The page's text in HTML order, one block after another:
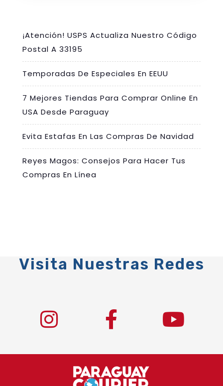
¡Atención! USPS Actualiza Nuestro Código
Postal A 33195
Temporadas De Especiales En EEUU
7 Mejores Tiendas Para Comprar Online En
USA Desde Paraguay
Evita Estafas En Las Compras De Navidad
Reyes Magos: Consejos Para Hacer Tus
Compras En Línea
Visita Nuestras Redes